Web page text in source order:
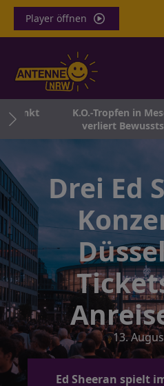
Player öffnen
K.O.-Tropfen in
verliert
Drei Ed
13.
Ed Sheeran spielt